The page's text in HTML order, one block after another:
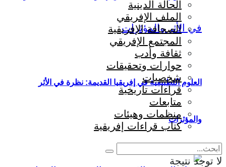
العلوم التطبيقية في إفريقيا القديمة: نظرة في الأثر
والمؤثرات
الحالة الدينية
الملف الإفريقي
الصحافة الإفريقية
المجتمع الإفريقي
ثقافة وأدب
حوارات وتحقيقات
شخصيات
قراءات تاريخية
متابعات
منظمات وهيئات
كتاب قراءات إفريقية
لا توجد نتيجة